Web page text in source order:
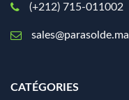
(+212) 715-011002
sales@parasolde.ma
CATÉGORIES